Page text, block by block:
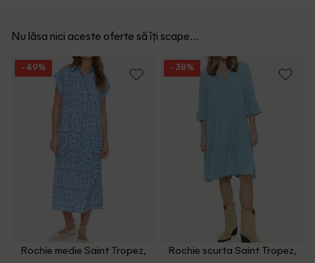
Nu lăsa nici aceste oferte să îți scape...
- 49%
Rochie medie Saint Tropez,
- 38%
Rochie scurta Saint Tropez,